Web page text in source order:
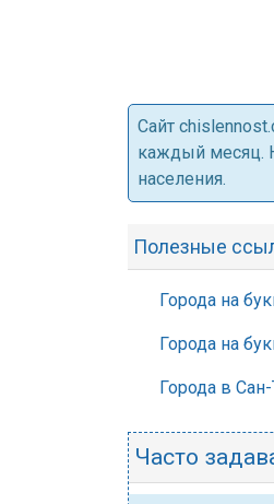
Cайт
каждый месяц.
населения.
Полезные
Города на
Города на
Города в
Часто